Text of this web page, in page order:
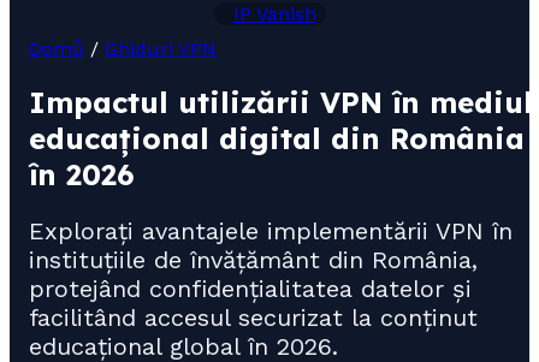
IP Vanish
Domů / Ghiduri VPN
Impactul utilizării VPN în mediul
educațional digital din România
în 2026
Explorați avantajele implementării VPN în
instituțiile de învățământ din România,
protejând confidențialitatea datelor și
facilitând accesul securizat la conținut
educațional global în 2026.